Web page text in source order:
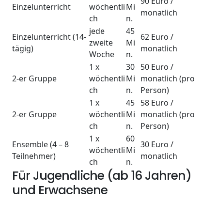
Einzelunterricht
wöchentli
ch
Mi
n.
monatlich
Einzelunterricht (14-
tägig)
jede
zweite
Woche
45
Mi
n.
62 Euro /
monatlich
2-er Gruppe
1 x
wöchentli
ch
30
Mi
n.
50 Euro /
monatlich (pro
Person)
2-er Gruppe
1 x
wöchentli
ch
45
Mi
n.
58 Euro /
monatlich (pro
Person)
Ensemble (4 – 8
Teilnehmer)
1 x
wöchentli
ch
60
Mi
n.
30 Euro /
monatlich
Für Jugendliche (ab 16 Jahren)
und Erwachsene